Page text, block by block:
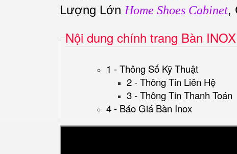
Lượng Lớn Home Shoes Cabinet,
Nội dung chính trang Bàn INOX
1 - Thông Số Kỹ Thuật
2 - Thông Tin Liên Hệ
3 - Thông Tin Thanh Toán
4 - Báo Giá Bàn Inox